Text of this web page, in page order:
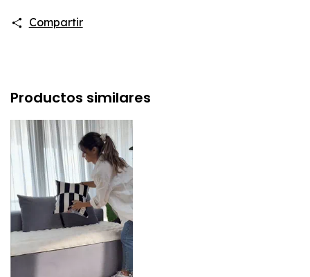
Compartir
Productos similares